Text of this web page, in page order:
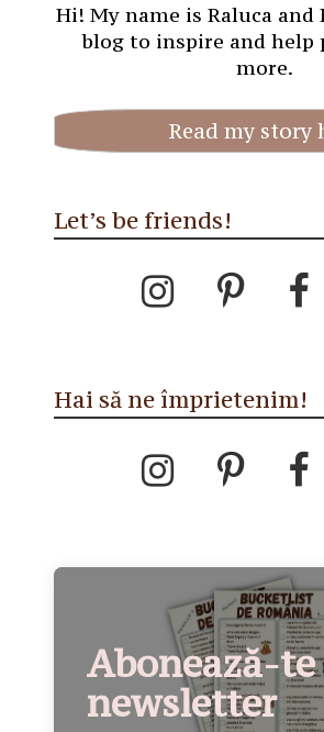
Hi! My name is Raluca and
blog to inspire and help
more.
Read my story
Let’s be friends!
Hai să ne împrietenim!
Abonează-te
newsletter